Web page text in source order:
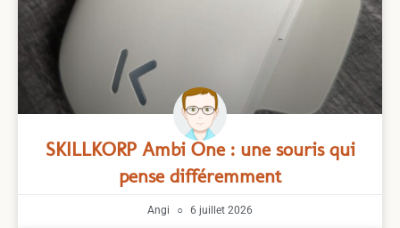
SKILLKORP Ambi One : une souris qui
pense différemment
Angi 6 juillet 2026